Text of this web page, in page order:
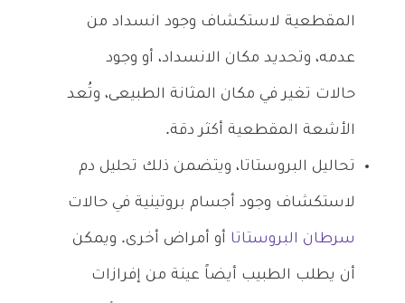
المقطعية لاستكشاف وجود انسداد من
عدمه، وتحديد مكان الانسداد، أو وجود
حالات تغير في مكان المثانة الطبيعى، وتُعد
الأشعة المقطعية أكثر دقة.
تحاليل البروستاتا، ويتضمن ذلك تحليل دم
لاستكشاف وجود أجسام بروتينية في حالات
سرطان البروستاتا أو أمراض أخرى. ويمكن
أن يطلب الطبيب أيضاً عينة من إفرازات